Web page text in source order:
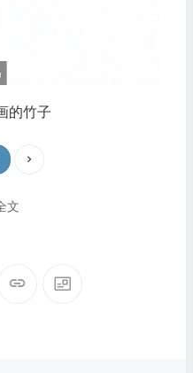
的竹子
文